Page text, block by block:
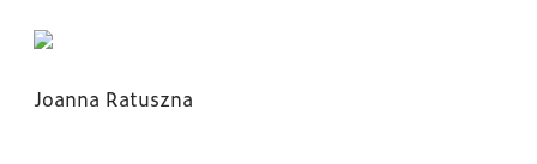
Joanna Ratuszna